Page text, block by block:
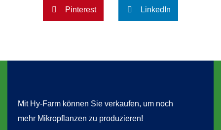
Pinterest LinkedIn
Mit Hy-Farm können Sie verkaufen, um noch
mehr Mikropflanzen zu produzieren!